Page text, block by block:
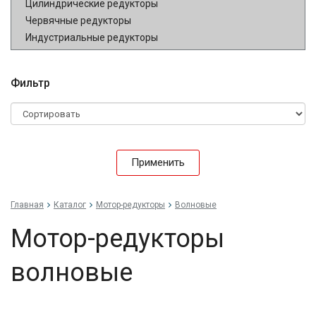
Цилиндрические редукторы
Червячные редукторы
Индустриальные редукторы
Фильтр
Применить
Главная Каталог Мотор-редукторы Волновые
Мотор-редукторы
волновые